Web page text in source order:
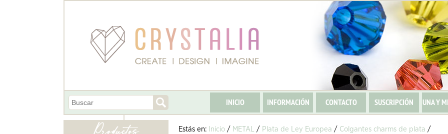
INICIO INFORMACIÓN CONTACTO SUSCRIPCIÓN UNA Y
Estás en: Inicio / METAL / Plata de Ley Europea / Colgantes charms de plata /